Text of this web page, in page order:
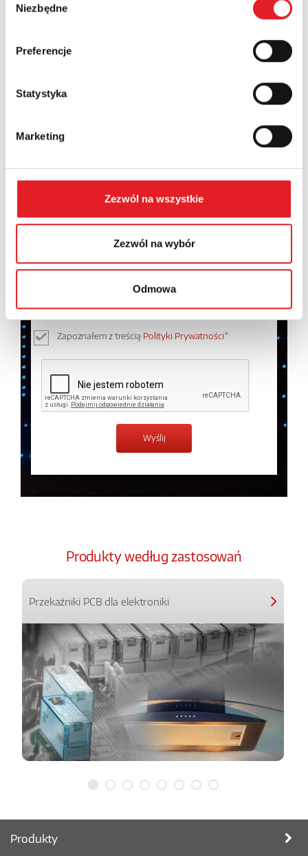
zgody
Niezbędne
Preferencje
Statystyka
Marketing
Zezwól na wszystkie
Zezwól na wybór
Odmowa
Numer telefonu:
Wyrażam zgodę na przetwarzanie moich danych
temat przetwarzania danych osobowych w
prywatności.*
Zapoznałem z treścią Polityki Prywatności*
Produkty według zastosowań
Przekaźniki PCB dla elektroniki
Produkty